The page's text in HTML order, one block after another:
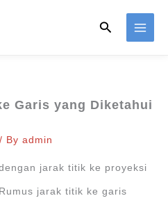
Search
Garis yang Diketahui
Byadmin
jarak titik ke proyeksi
jarak titik ke garis